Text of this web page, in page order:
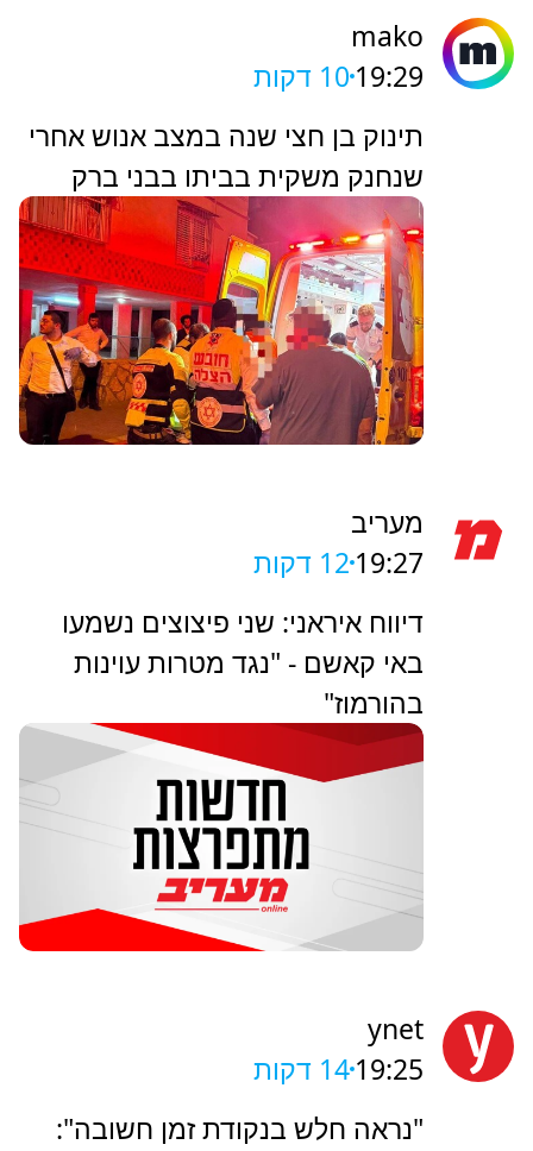
הצטרפו לשידור
כאן
19:318 דקות
פעולות החייאה בבן חצי שנה
שנחנק משקית בבני ברק, מצבו
אנוש
mako
תינוק בן חצי שנה במצב אנוש אחרי
מעריב
דיווח איראני: שני פיצוצים נשמעו
באי קאשם - "נגד מטרות עוינות
בהורמוז"